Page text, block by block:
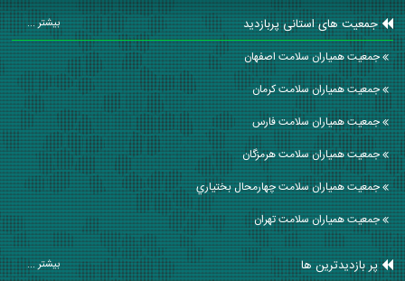
جمعیت های استانی پربازدید بیشتر ...
جمعیت همیاران سلامت اصفهان
جمعیت همیاران سلامت كرمان
جمعیت همیاران سلامت فارس
جمعیت همیاران سلامت هرمزگان
جمعیت همیاران سلامت چهارمحال بختياري
جمعیت همیاران سلامت تهران
پر بازدیدترین ها بیشتر ...